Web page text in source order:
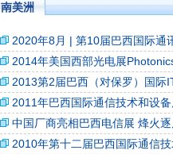
南美洲
2020年8月 | 第10届巴西国际通
2014年美国西部光电展
2013第2届巴西（对保罗）国际
2011年巴西国际通信技术和设
中国厂商亮相巴西电信展 烽火
2010年第十二届巴西国际通信